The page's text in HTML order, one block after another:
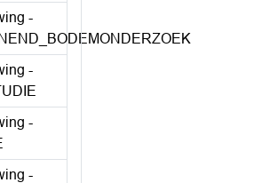
-
-
-
-